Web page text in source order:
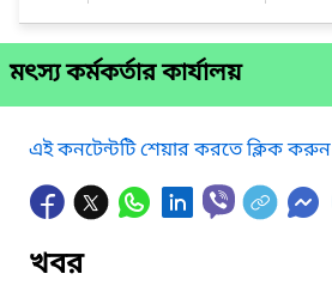
মৎস্য কর্মকর্তার কার্যালয়
এই কনটেন্টটি শেয়ার করতে ক্লিক করুন
খবর